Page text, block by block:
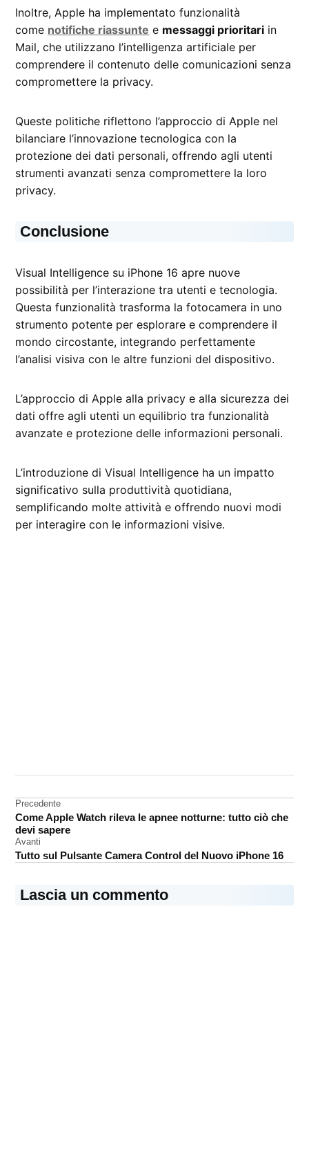
Inoltre, Apple ha implementato funzionalità
come notifiche riassunte e messaggi prioritari in
Mail, che utilizzano l’intelligenza artificiale per
comprendere il contenuto delle comunicazioni senza
compromettere la privacy.
Queste politiche riflettono l’approccio di Apple nel
bilanciare l’innovazione tecnologica con la
protezione dei dati personali, offrendo agli utenti
strumenti avanzati senza compromettere la loro
privacy.
Conclusione
Visual Intelligence su iPhone 16 apre nuove
possibilità per l’interazione tra utenti e tecnologia.
Questa funzionalità trasforma la fotocamera in uno
strumento potente per esplorare e comprendere il
mondo circostante, integrando perfettamente
l’analisi visiva con le altre funzioni del dispositivo.
L’approccio di Apple alla privacy e alla sicurezza dei
dati offre agli utenti un equilibrio tra funzionalità
avanzate e protezione delle informazioni personali.
L’introduzione di Visual Intelligence ha un impatto
significativo sulla produttività quotidiana,
semplificando molte attività e offrendo nuovi modi
per interagire con le informazioni visive.
Navigazione
articoli
Precedente
Come Apple Watch rileva le apnee notturne: tutto ciò che
devi sapere
Avanti
Tutto sul Pulsante Camera Control del Nuovo iPhone 16
Lascia un commento